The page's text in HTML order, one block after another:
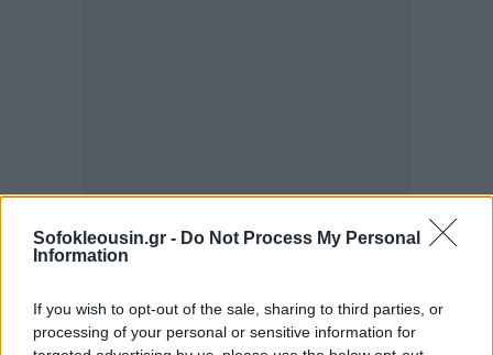
Sofokleousin.gr - Do Not Process My Personal
Information
If you wish to opt-out of the sale, sharing to third parties, or
processing of your personal or sensitive information for
Η λέξη «ευεξία» χρησιμοποιήθηκε τόσο πολύ τα
της. Ωστόσο, πίσω από τον όρο υπάρχει ένα